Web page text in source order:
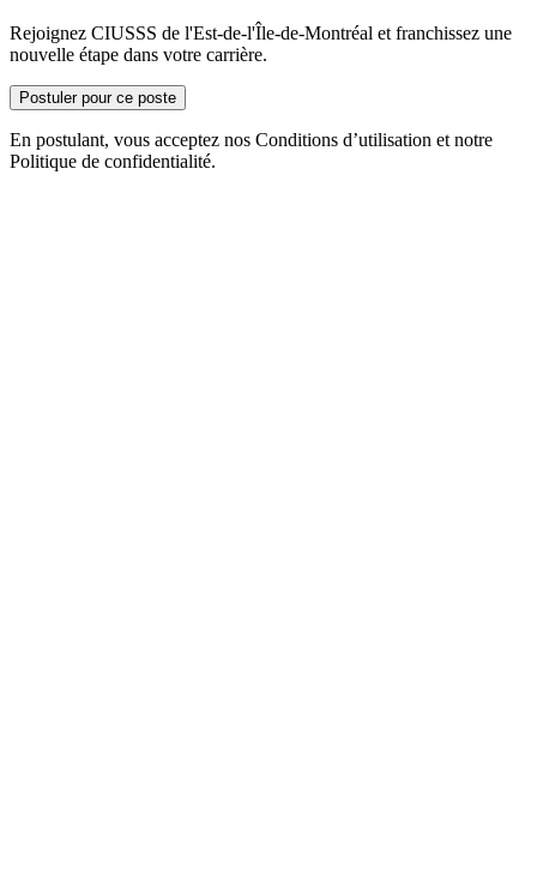
Rejoignez CIUSSS de l'Est-de-l'Île-de-Montréal et franchissez une
nouvelle étape dans votre carrière.
Postuler pour ce poste
En postulant, vous acceptez nos Conditions d’utilisation et notre
Politique de confidentialité.